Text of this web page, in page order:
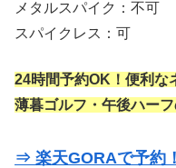
メタルスパイク：不可
スパイクレス：可
24時間予約OK！便利な
薄暮ゴルフ・午後ハー
⇒ 楽天GORAで予約！